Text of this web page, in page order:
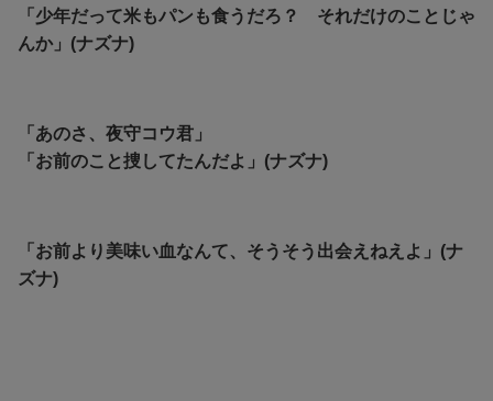
「少年だって米もパンも食うだろ？ それだけのことじゃ
んか」(ナズナ)
「あのさ、夜守コウ君」
「お前のこと捜してたんだよ」(ナズナ)
「お前より美味い血なんて、そうそう出会えねえよ」(ナ
ズナ)